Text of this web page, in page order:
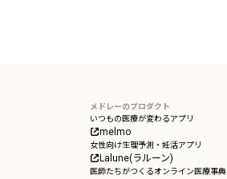
メドレーのプロダクト
いつもの医療が変わるアプリ
melmo
女性向け生理予測・妊活アプリ
Lalune(ラルーン)
医師たちがつくるオンライン医療事典